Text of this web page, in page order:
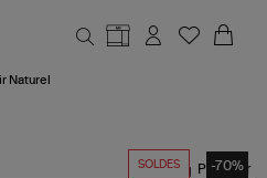
Naturel
SOLDES -70%
Partager